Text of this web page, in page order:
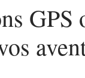
GPS